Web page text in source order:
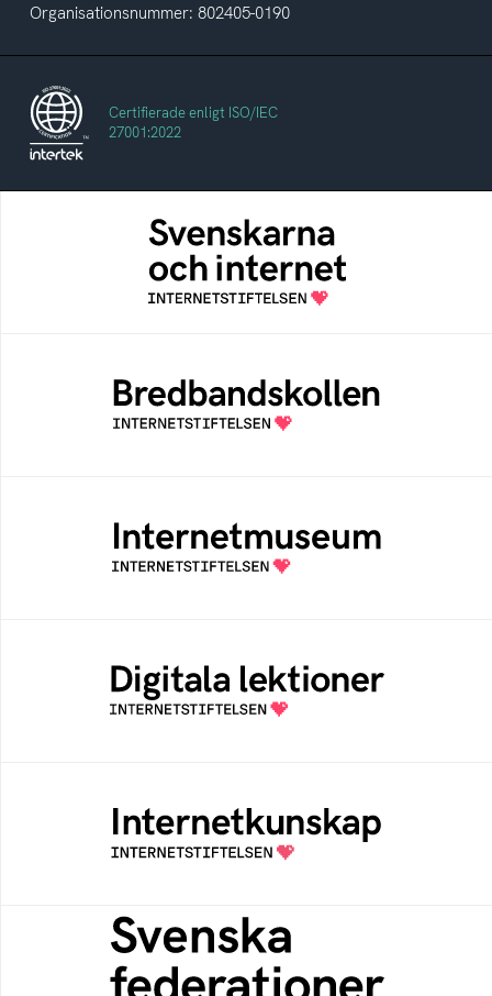
Organisationsnummer: 802405-0190
Certifierade enligt ISO/IEC
27001:2022
Svenskarna och internet
En årlig studie av svenska folkets
internetvanor
Bredbandskollen är ett oberoende
konsumentverktyg som drivs av
Internetstiftelsen
Ett digitalt museum som byggts, och kureras
av Internetstiftelsen
Öppen digital lärresurs med färdiga lektioner
för alla stadier i grundskolan
Samlad kunskap som hjälper dig att bli en
säker och medveten internetanvändare
Svenska federationer
Grunden för medlemskap i en sektors- eller
kontextspecifik federation